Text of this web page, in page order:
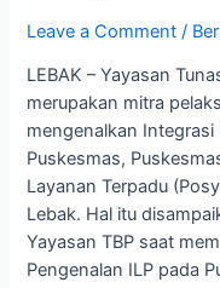
Leave a Comment /
LEBAK – Yayasan
merupakan mitra
mengenalkan Integrasi
Puskesmas,
Layanan Terpadu
Lebak. Hal itu
Yayasan TBP saat
Pengenalan ILP pada